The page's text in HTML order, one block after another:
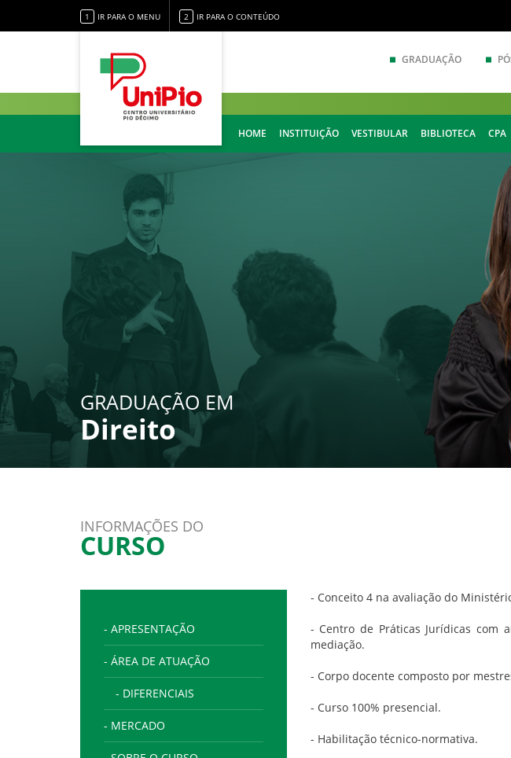
1 IR PARA O MENU 2 IR PARA O CONTEÚDO
GRADUAÇÃO
HOME INSTITUIÇÃO VESTIBULAR BIBLIOTECA CPA
GRADUAÇÃO EM
Direito
INFORMAÇÕES DO
CURSO
- APRESENTAÇÃO
- ÁREA DE ATUAÇÃO
- DIFERENCIAIS
- MERCADO
- Conceito 4 na avaliação do
- Centro de Práticas Jurídicas com
mediação.
- Corpo docente composto por
- Curso 100% presencial.
- Habilitação técnico-normativa.